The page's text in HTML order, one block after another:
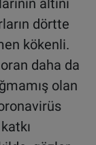
dörtte
kökenli.
daha da
olan